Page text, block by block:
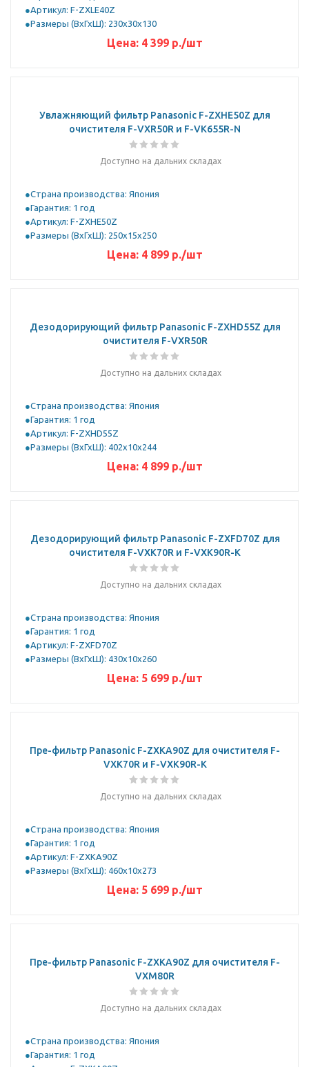
Артикул: F-ZXLE40Z
Размеры (ВхГхШ): 230х30х130
Цена: 4 399 р./шт
Увлажняющий фильтр Panasonic F-ZXHE50Z для
очистителя F-VXR50R и F-VK655R-N
Доступно на дальних складах
Страна производства: Япония
Гарантия: 1 год
Артикул: F-ZXHE50Z
Размеры (ВхГхШ): 250х15х250
Цена: 4 899 р./шт
Дезодорирующий фильтр Panasonic F-ZXHD55Z для
очистителя F-VXR50R
Доступно на дальних складах
Страна производства: Япония
Гарантия: 1 год
Артикул: F-ZXHD55Z
Размеры (ВхГхШ): 402х10х244
Цена: 4 899 р./шт
Дезодорирующий фильтр Panasonic F-ZXFD70Z для
очистителя F-VXK70R и F-VXK90R-K
Доступно на дальних складах
Страна производства: Япония
Гарантия: 1 год
Артикул: F-ZXFD70Z
Размеры (ВхГхШ): 430х10х260
Цена: 5 699 р./шт
Пре-фильтр Panasonic F-ZXKA90Z для очистителя F-
VXK70R и F-VXK90R-K
Доступно на дальних складах
Страна производства: Япония
Гарантия: 1 год
Артикул: F-ZXKA90Z
Размеры (ВхГхШ): 460х10х273
Цена: 5 699 р./шт
Пре-фильтр Panasonic F-ZXKA90Z для очистителя F-
VXM80R
Доступно на дальних складах
Страна производства: Япония
Гарантия: 1 год